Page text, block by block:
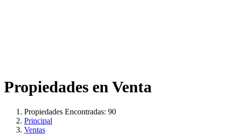
Propiedades en Venta
Propiedades Encontradas: 90
Principal
Ventas